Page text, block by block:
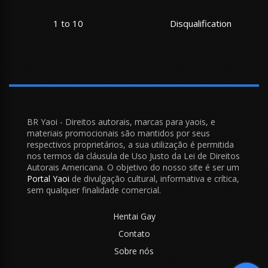
1 to 10 Disqualification
BR Yaoi - Direitos autorais, marcas para yaois, e
materiais promocionais são mantidos por seus
respectivos proprietários, a sua utilização é permitida
nos termos da cláusula de Uso Justo da Lei de Direitos
Autorais Americana. O objetivo do nosso site é ser um
Portal Yaoi de divulgação cultural, informativa e crítica,
sem qualquer finalidade comercial.
Hentai Gay
Contato
Sobre nós